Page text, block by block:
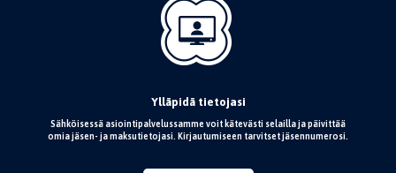
Ylläpidä tietojasi
Sähköisessä asiointipalvelussamme voit kätevästi selailla ja päivittää
omia jäsen- ja maksutietojasi. Kirjautumiseen tarvitset jäsennumerosi.